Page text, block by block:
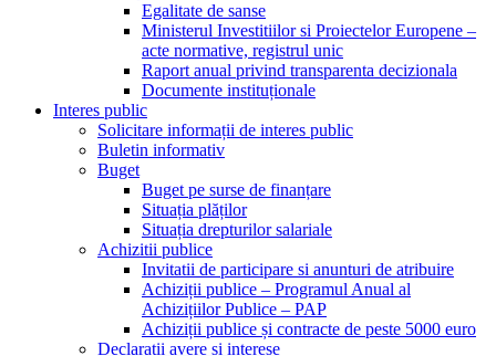
Egalitate de sanse
Ministerul Investitiilor si Proiectelor Europene –
acte normative, registrul unic
Raport anual privind transparenta decizionala
Documente instituționale
Interes public
Solicitare informații de interes public
Buletin informativ
Buget
Buget pe surse de finanțare
Situația plăților
Situația drepturilor salariale
Achizitii publice
Invitatii de participare si anunturi de atribuire
Achiziții publice – Programul Anual al
Achizițiilor Publice – PAP
Achiziții publice și contracte de peste 5000 euro
Declarații avere și interese